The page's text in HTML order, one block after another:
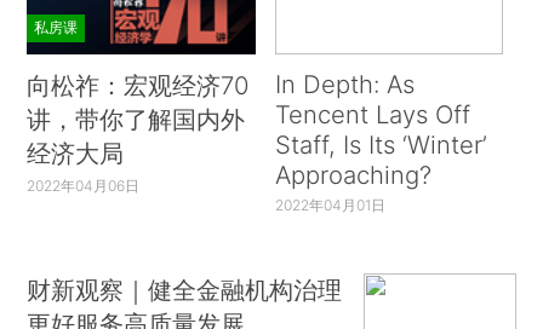
私房课
向松祚：宏观经济70
讲，带你了解国内外
经济大局
2022年04月06日
In Depth: As
Tencent Lays Off
Staff, Is Its ‘Winter’
Approaching?
2022年04月01日
财新观察｜健全金融机构治理